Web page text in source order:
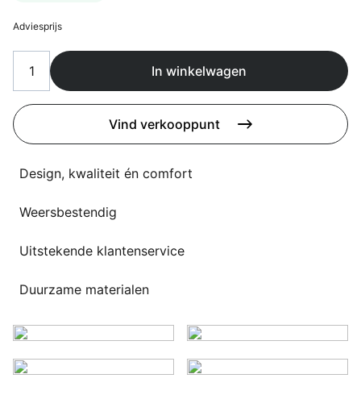
Flagship stores
Contact
3D modellen
Support
Adviesprijs
In winkelwagen
Vind verkooppunt
Design, kwaliteit én comfort
Weersbestendig
Uitstekende klantenservice
Duurzame materialen